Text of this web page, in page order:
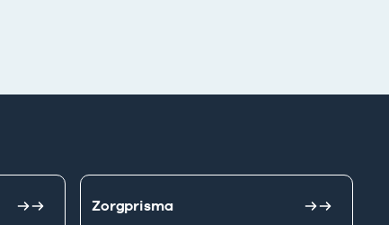
Zorgprisma